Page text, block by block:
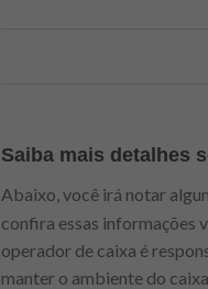
Saiba mais detalhes
Abaixo, você irá notar
confira essas informações
operador de caixa é
manter o ambiente do